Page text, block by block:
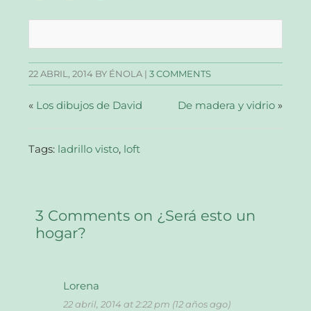
en
abre
una
ventana
nueva)
en
abre
una
ventana
nueva)
en
abre
una
ventana
nueva)
un
correo
a
un
amigo
abre
en
22 ABRIL, 2014 BY ÉNOLA |3 COMMENTS
« Los dibujos de David De madera y vidrio»
Tags: ladrillo visto, loft
3 Comments on ¿Será esto un
hogar?
Lorena
22 abril, 2014 at 2:22 pm (12 años ago)